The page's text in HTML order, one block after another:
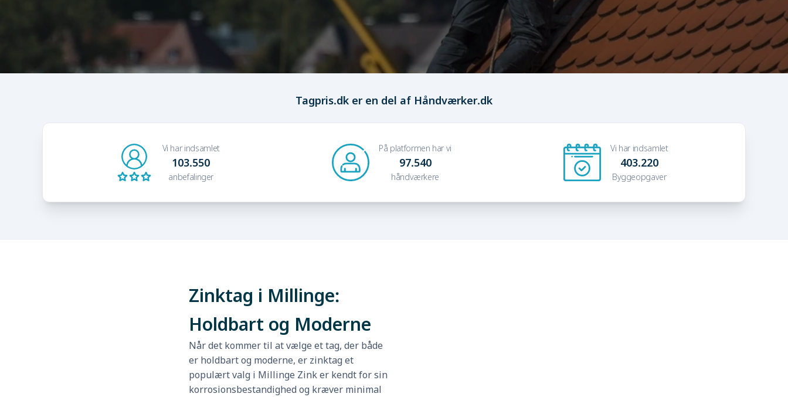
Tagpris.dk er en del af Håndværker.dk
Vi har indsamlet
103.550
anbefalinger
På platformen har vi
97.540
håndværkere
Vi har indsamlet
403.220
Byggeopgaver
Zinktag i Millinge:
Holdbart og Moderne
Når det kommer til at vælge et tag, der både
er holdbart og moderne, er zinktag et
populært valg i Millinge Zink er kendt for sin
korrosionsbestandighed og kræver minimal